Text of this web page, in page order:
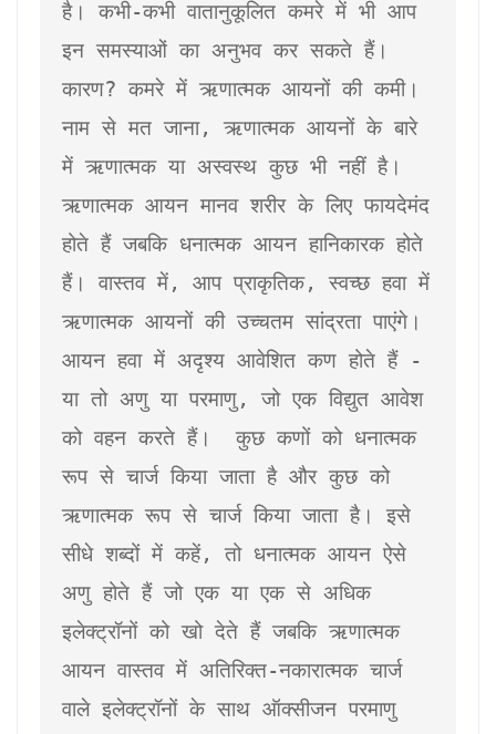
है। कभी-कभी वातानुकूलित कमरे में भी आप
इन समस्याओं का अनुभव कर सकते हैं।
कारण? कमरे में ऋणात्मक आयनों की कमी।
नाम से मत जाना, ऋणात्मक आयनों के बारे
में ऋणात्मक या अस्वस्थ कुछ भी नहीं है।
ऋणात्मक आयन मानव शरीर के लिए फायदेमंद
होते हैं जबकि धनात्मक आयन हानिकारक होते
हैं। वास्तव में, आप प्राकृतिक, स्वच्छ हवा में
ऋणात्मक आयनों की उच्चतम सांद्रता पाएंगे।
आयन हवा में अदृश्य आवेशित कण होते हैं -
या तो अणु या परमाणु, जो एक विद्युत आवेश
को वहन करते हैं।
कुछ कणों को धनात्मक
रूप से चार्ज किया जाता है और कुछ को
ऋणात्मक रूप से चार्ज किया जाता है। इसे
सीधे शब्दों में कहें, तो धनात्मक आयन ऐसे
अणु होते हैं जो एक या एक से अधिक
इलेक्ट्रॉनों को खो देते हैं जबकि ऋणात्मक
आयन वास्तव में अतिरिक्त-नकारात्मक चार्ज
वाले इलेक्ट्रॉनों के साथ ऑक्सीजन परमाणु